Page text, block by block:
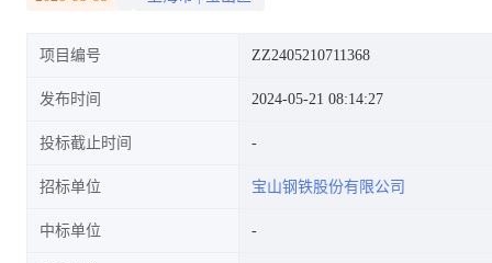
项目编号 ZZ2405210711368
发布时间 2024-05-21 08:14:27
投标截止时间
招标单位 宝山钢铁股份有限公司
中标单位